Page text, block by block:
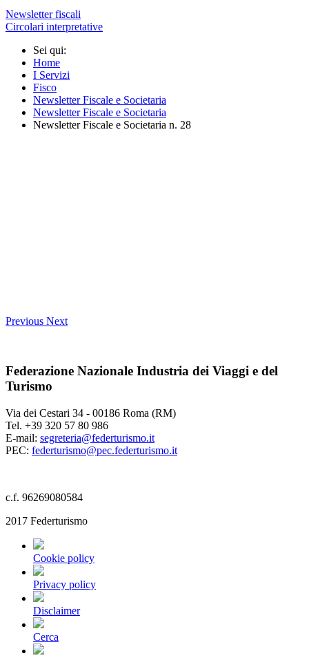
Newsletter fiscali
Circolari interpretative
Sei qui:
Home
I Servizi
Fisco
Newsletter Fiscale e Societaria
Newsletter Fiscale e Societaria
Newsletter Fiscale e Societaria n. 28
Previous Next
Federazione Nazionale Industria dei Viaggi e del
Turismo
Via dei Cestari 34 - 00186 Roma (RM)
Tel. +39 320 57 80 986
E-mail: segreteria@federturismo.it
PEC: federturismo@pec.federturismo.it
c.f. 96269080584
2017 Federturismo
Cookie policy
Privacy policy
Disclaimer
Cerca